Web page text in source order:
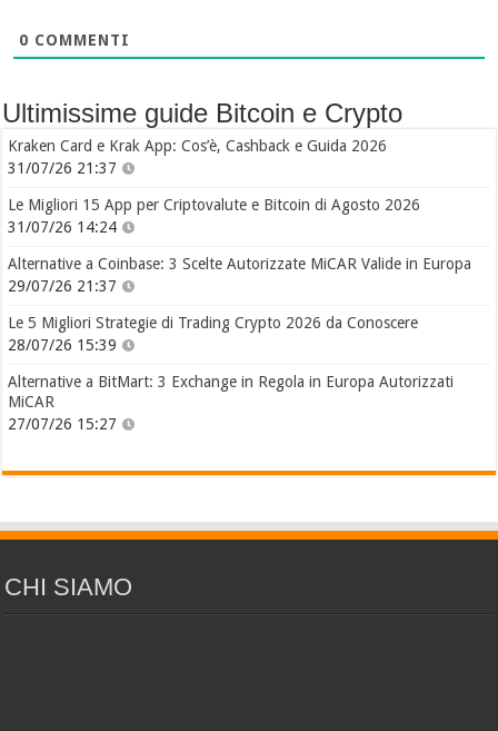
0 COMMENTI
Ultimissime guide Bitcoin e Crypto
Kraken Card e Krak App: Cos’è, Cashback e Guida 2026
31/07/26 21:37
Le Migliori 15 App per Criptovalute e Bitcoin di Agosto 2026
31/07/26 14:24
Alternative a Coinbase: 3 Scelte Autorizzate MiCAR Valide in Europa
29/07/26 21:37
Le 5 Migliori Strategie di Trading Crypto 2026 da Conoscere
28/07/26 15:39
Alternative a BitMart: 3 Exchange in Regola in Europa Autorizzati
MiCAR
27/07/26 15:27
CHI SIAMO